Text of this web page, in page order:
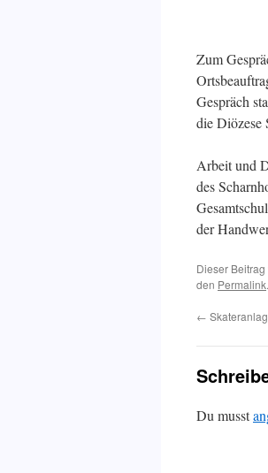
Zum
Gespräch
die Diözese
Arbeit und
des
der
Dieser
den Permalink.
←
Du musst